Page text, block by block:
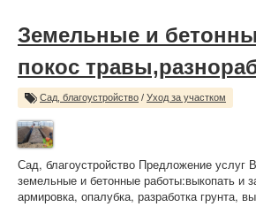
Земельные и
покос
Сад, благоустройство / Уход за участком
Сад, благоустройство Предложение
земельные и бетонные работы:выкопать и
армировка, опалубка, разработка грунта,